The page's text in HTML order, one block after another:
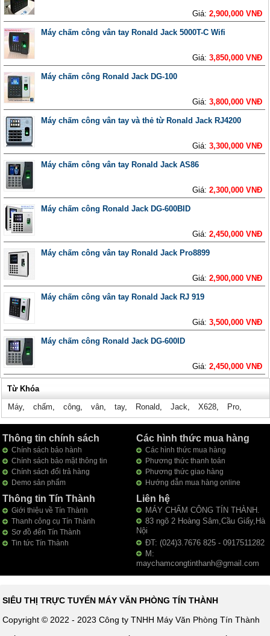
Giá:2,900,000 VNĐ
Máy chấm công vân tay Ronald Jack 5000T-C Wifi
Giá:3,850,000 VNĐ
Máy chấm công Ronald Jack DG-100
Giá:3,800,000 VNĐ
Máy chấm công vân tay và thẻ từ Ronald Jack RJ4200
Giá:3,300,000 VNĐ
Máy chấm công vân tay Ronald Jack AS86
Giá:2,300,000 VNĐ
Máy chấm công Ronald Jack DG-600BID
Giá:2,450,000 VNĐ
Máy chấm công vân tay Ronald Jack Pro8899
Giá:2,900,000 VNĐ
Máy chấm công vân tay Ronald Jack RJ 919
Giá:3,500,000 VNĐ
Máy chấm công Ronald Jack DG-600ID
Giá:2,450,000 VNĐ
Từ Khóa
Máy, chấm, công, vân, tay, Ronald, Jack, X628, Pro,
Thông tin chính sách
Chính sách bảo hành
Chính sách bảo mật thông tin
Chính sách đổi trả hàng
Demo sản phẩm
Các hình thức mua hàng
Các hình thức mua hàng
Phương thức thanh toán
Phương thức giao hàng
Hướng dẫn mua hàng online
Thông tin Tín Thành
Giới thiệu về Tín Thành
Thanh công cụ Tín Thành
Sơ đồ đến Tín Thành
Tin tức Tín Thành
Liên hệ
MÁY CHẤM CÔNG TÍN THÀNH.
83 ngõ 2 Hoàng Sâm,Cầu Giấy,Hà
Nội
ĐT: (024)3.7676 825 - 0917511282
M:
maychamcongtinthanh@gmail.com
SIÊU THỊ TRỰC TUYẾN MÁY VĂN PHÒNG TÍN THÀNH
Copyright © 2022 - 2023 Công ty TNHH Máy Văn Phòng Tín Thành